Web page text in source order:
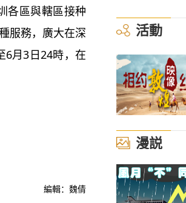
各區與轄區接种
服務，廣大在深
6月3日24時，在
編輯：魏倩
活動
漫説